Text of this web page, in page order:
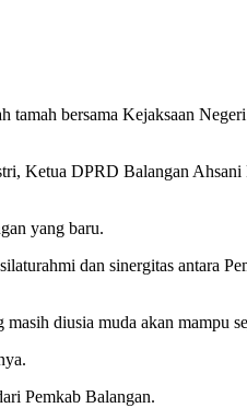
tamah bersama Kejaksaan
Ketua DPRD Balangan
yang baru.
dan sinergitas antara
diusia muda akan mampu
Pemkab Balangan.